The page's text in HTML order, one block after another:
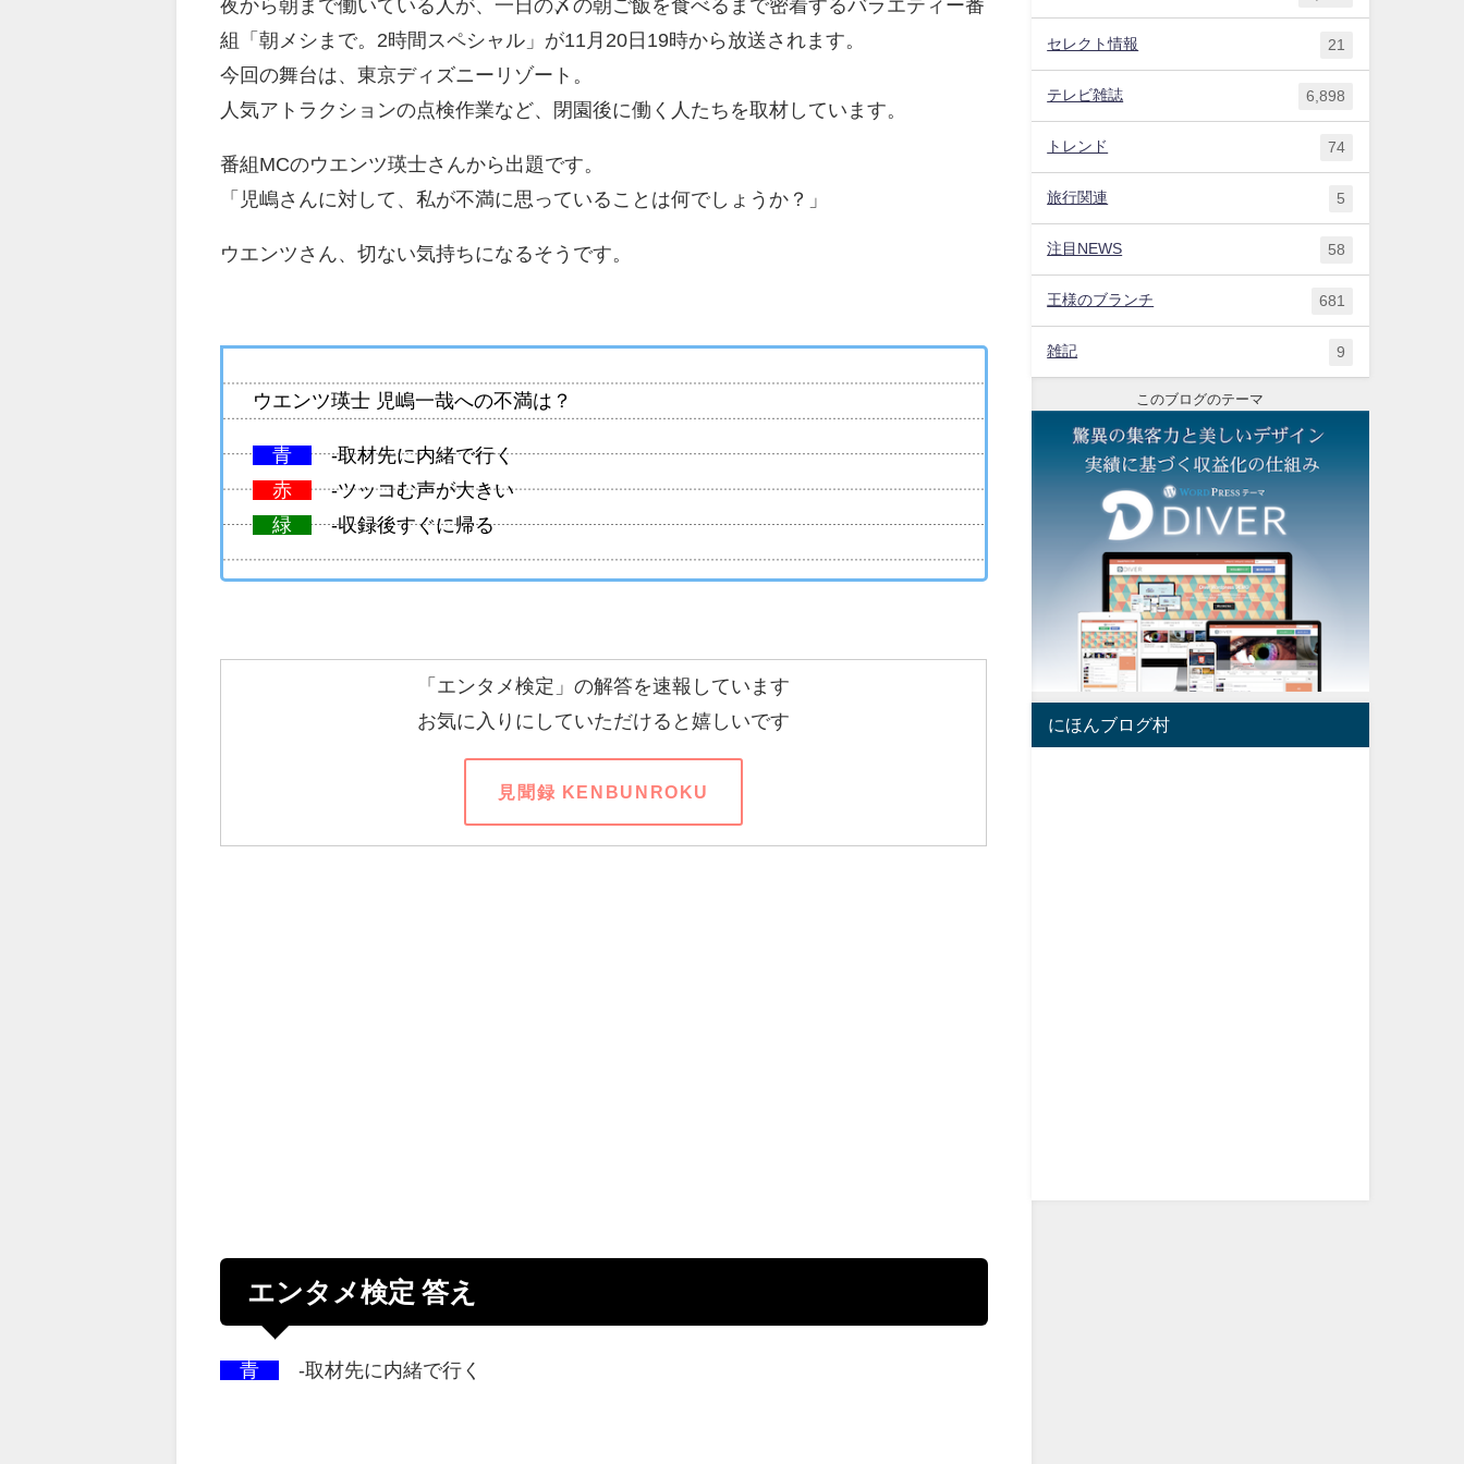
夜から朝まで働いている人が、一日の〆の朝ご飯を食べるまで密着するバラエティー番
組「朝メシまで。2時間スペシャル」が11月20日19時から放送されます。
今回の舞台は、東京ディズニーリゾート。
人気アトラクションの点検作業など、閉園後に働く人たちを取材しています。
番組MCのウエンツ瑛士さんから出題です。
「児嶋さんに対して、私が不満に思っていることは何でしょうか？」
ウエンツさん、切ない気持ちになるそうです。
ウエンツ瑛士 児嶋一哉への不満は？
青
-取材先に内緒で行く
赤
-ツッコむ声が大きい
緑
-収録後すぐに帰る
「エンタメ検定」の解答を速報しています
お気に入りにしていただけると嬉しいです
見聞録 KENBUNROKU
エンタメ検定 答え
青 -取材先に内緒で行く
セレクト情報 21
テレビ雑誌 6,898
トレンド 74
旅行関連 5
注目NEWS 58
王様のブランチ 681
雑記 9
このブログのテーマ
にほんブログ村